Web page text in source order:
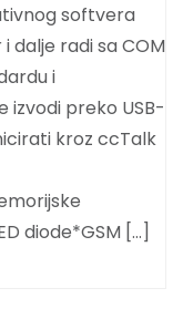
softvera
dalje radi sa COM
i
izvodi preko USB-
kroz ccTalk
diode*GSM […]